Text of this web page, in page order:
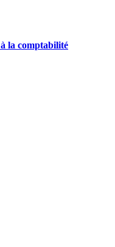
la comptabilité